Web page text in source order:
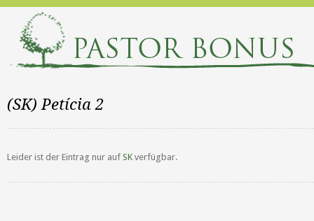
(SK) Petícia 2
Leider ist der Eintrag nur auf SK verfügbar.